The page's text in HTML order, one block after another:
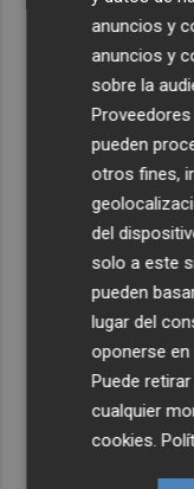
anuncios y
anuncios y
sobre la
pueden
otros fines,
del
solo a este
pueden
lugar del
oponerse en
Puede
cualquier
cookies .